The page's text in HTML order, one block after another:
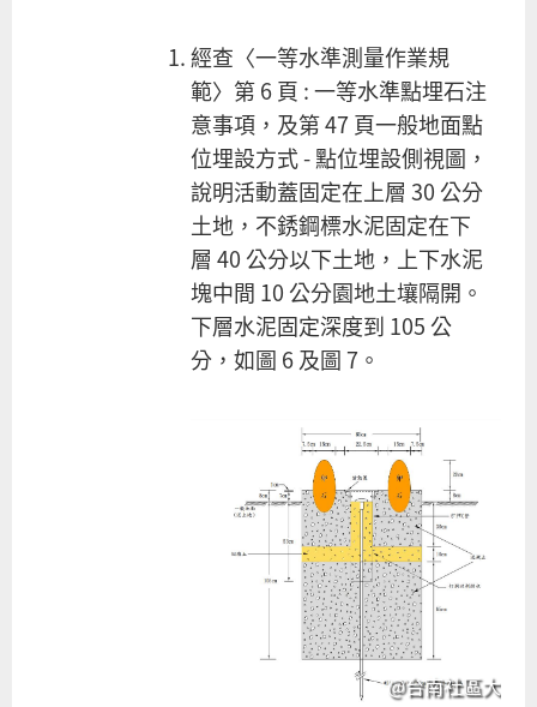
經查〈一等水準測量作業規
範〉第 6 頁 : 一等水準點埋石注
意事項，及第 47 頁一般地面點
位埋設方式 - 點位埋設側視圖，
說明活動蓋固定在上層 30 公分
土地，不銹鋼標水泥固定在下
層 40 公分以下土地，上下水泥
塊中間 10 公分園地土壤隔開。
下層水泥固定深度到 105 公
分，如圖 6 及圖 7。
@台南社區大學